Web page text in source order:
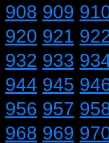
908 909
920 921
932 933
944 945
956 957
968 969